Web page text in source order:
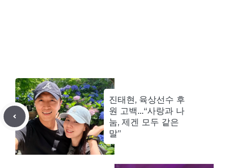
진태현, 육상선수 후
원 고백…“사랑과 나
눔, 제겐 모두 같은
말”